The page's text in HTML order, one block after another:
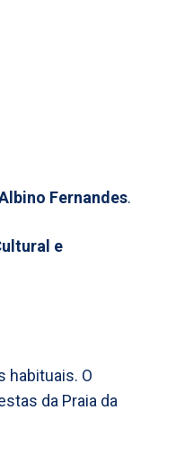
Fernandes.
e
habituais. O
da Praia da